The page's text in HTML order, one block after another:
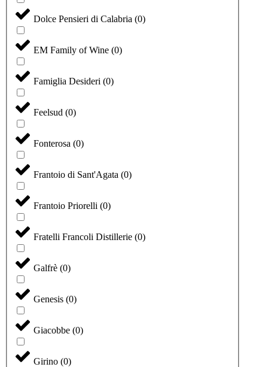
Dolce Pensieri di Calabria (0)
EM Family of Wine (0)
Famiglia Desideri (0)
Feelsud (0)
Fonterosa (0)
Frantoio di Sant'Agata (0)
Frantoio Priorelli (0)
Fratelli Francoli Distillerie (0)
Galfrè (0)
Genesis (0)
Giacobbe (0)
Girino (0)